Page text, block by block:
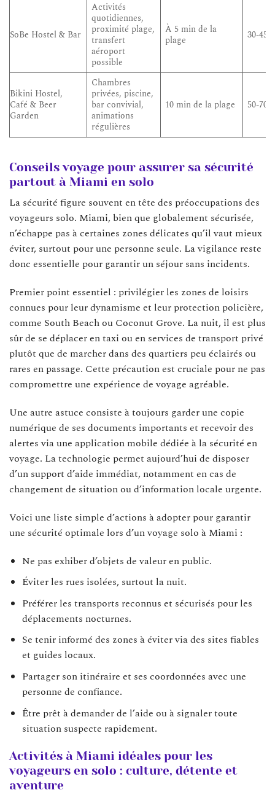
SoBe Hostel & Bar
Activités
quotidiennes,
proximité plage,
transfert
aéroport
possible
À 5 min de la
plage
30-45
Bikini Hostel,
Café & Beer
Garden
Chambres
privées, piscine,
bar convivial,
animations
régulières
10 min de la plage 50-70
Conseils voyage pour assurer sa sécurité
partout à Miami en solo
La sécurité figure souvent en tête des préoccupations des
voyageurs solo. Miami, bien que globalement sécurisée,
n’échappe pas à certaines zones délicates qu’il vaut mieux
éviter, surtout pour une personne seule. La vigilance reste
donc essentielle pour garantir un séjour sans incidents.
Premier point essentiel : privilégier les zones de loisirs
connues pour leur dynamisme et leur protection policière,
comme South Beach ou Coconut Grove. La nuit, il est plus
sûr de se déplacer en taxi ou en services de transport privé
plutôt que de marcher dans des quartiers peu éclairés ou
rares en passage. Cette précaution est cruciale pour ne pas
compromettre une expérience de voyage agréable.
Une autre astuce consiste à toujours garder une copie
numérique de ses documents importants et recevoir des
alertes via une application mobile dédiée à la sécurité en
voyage. La technologie permet aujourd’hui de disposer
d’un support d’aide immédiat, notamment en cas de
changement de situation ou d’information locale urgente.
Voici une liste simple d’actions à adopter pour garantir
une sécurité optimale lors d’un voyage solo à Miami :
Ne pas exhiber d’objets de valeur en public.
Éviter les rues isolées, surtout la nuit.
Préférer les transports reconnus et sécurisés pour les
déplacements nocturnes.
Se tenir informé des zones à éviter via des sites fiables
et guides locaux.
Partager son itinéraire et ses coordonnées avec une
personne de confiance.
Être prêt à demander de l’aide ou à signaler toute
situation suspecte rapidement.
Activités à Miami idéales pour les
voyageurs en solo : culture, détente et
aventure